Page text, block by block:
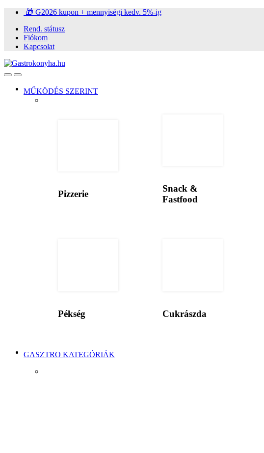
Ugrás
navigációhoz
Ugrás
tartalomra
🎁 G2026 kupon + mennyiségi kedv. 5%-ig
Rend. státusz
Fiókom
Kapcsolat
OpenClose
MŰKÖDÉS SZERINT
Pizzerie
Snack &
Fastfood
Pékség Cukrászda
GASZTRO KATEGÓRIÁK